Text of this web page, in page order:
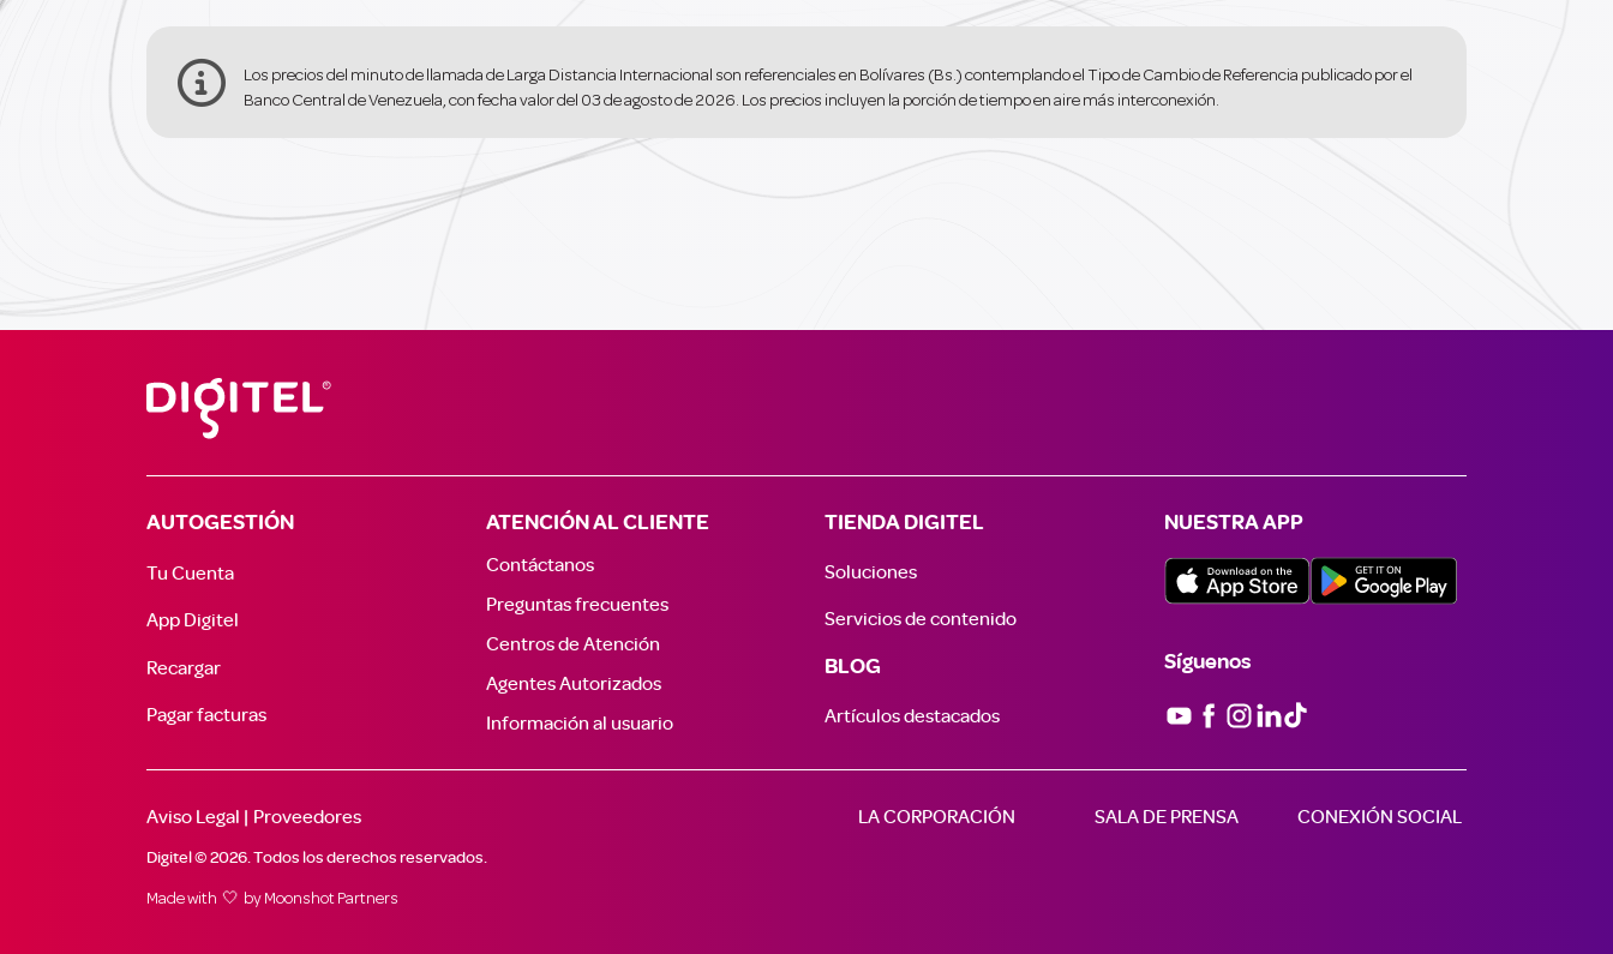

Los precios del minuto de llamada de Larga Distancia Internacional son referenciales en Bolívares (Bs.) contemplando el Tipo de Cambio de Referencia publicado por el
Banco Central de Venezuela, con fecha valor del 03 de agosto de 2026. Los precios incluyen la porción de tiempo en aire más interconexión.
AUTOGESTIÓN
Tu Cuenta
App Digitel
Recargar
Pagar facturas
ATENCIÓN AL CLIENTE
Contáctanos
Preguntas frecuentes
Centros de Atención
Agentes Autorizados
Información al usuario
TIENDA DIGITEL
Soluciones
Servicios de contenido
BLOG
Artículos destacados
NUESTRA APP
Síguenos

Aviso Legal | Proveedores LA CORPORACIÓN SALA DE PRENSA CONEXIÓN SOCIAL
Digitel © 2026. Todos los derechos reservados.
Made with 🤍 by Moonshot Partners